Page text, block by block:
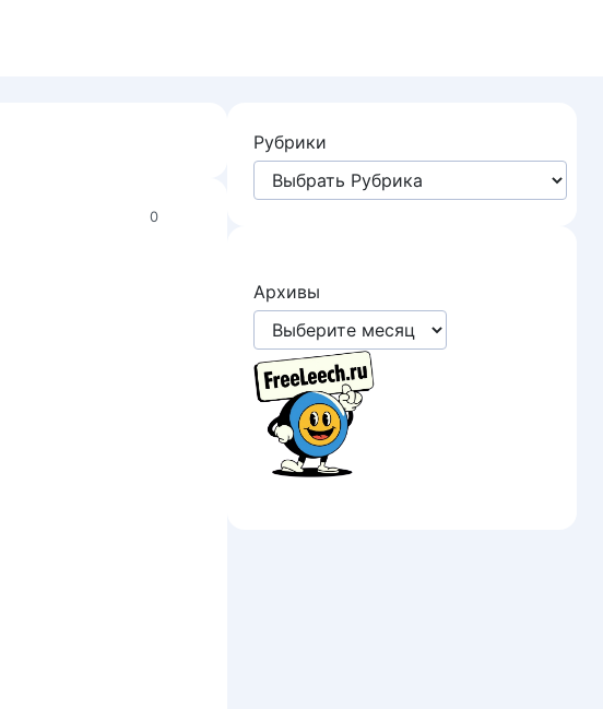
0
Рубрики
Архивы